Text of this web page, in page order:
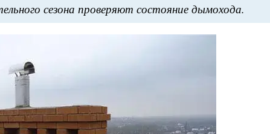
сезона проверяют состояние дымохода.